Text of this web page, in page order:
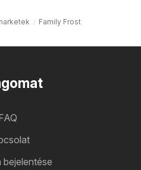
Family Frost
bejelentése